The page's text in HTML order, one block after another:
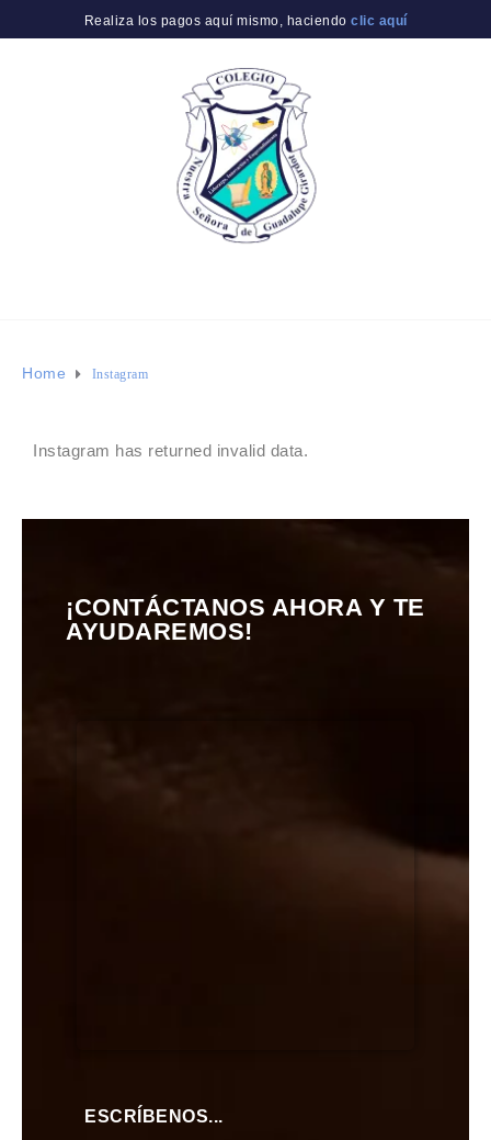
Realiza los pagos aquí mismo, haciendo clic aquí
Home Instagram
Instagram has returned invalid data.
¡CONTÁCTANOS AHORA Y TE
AYUDAREMOS!
ESCRÍBENOS...